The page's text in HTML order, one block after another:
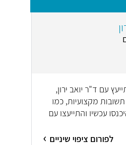
עם ד"ר יואב ירון,
מקצועיות, כמו
עכשיו והתייעצו עם
לפורום ציפוי שיניים